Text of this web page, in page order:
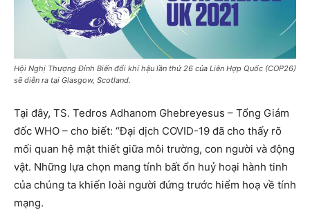
Hội Nghị Thượng Đỉnh Biến đổi khí hậu lần thứ 26 của Liên Hợp Quốc (COP26)
sẽ diễn ra tại Glasgow, Scotland.
Tại đây, TS. Tedros Adhanom Ghebreyesus – Tổng Giám
đốc WHO – cho biết: “Đại dịch COVID-19 đã cho thấy rõ
mối quan hệ mật thiết giữa môi trường, con người và động
vật. Những lựa chọn mang tính bất ổn huỷ hoại hành tinh
của chúng ta khiến loài người đứng trước hiểm hoạ về tính
mạng.